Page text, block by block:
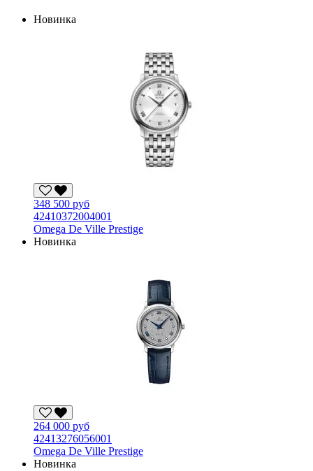
Новинка
348 500 руб
42410372004001
Omega De Ville Prestige
Новинка
264 000 руб
42413276056001
Omega De Ville Prestige
Новинка